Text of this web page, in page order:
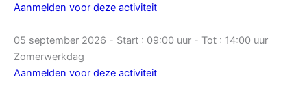
Aanmelden voor deze activiteit
05 september 2026 - Start : 09:00 uur - Tot : 14:00 uur
Zomerwerkdag
Aanmelden voor deze activiteit